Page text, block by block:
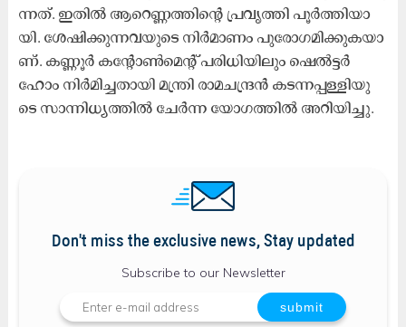
ന്ന​ത്. ഇ​തി​ൽ ആ​റെ​ണ്ണ​ത്തി​ന്റെ പ്ര​വൃ​ത്തി പൂ​ർ​ത്തി​യാ​
യി. ശേ​ഷി​ക്കു​ന്ന​വ​യു​ടെ നി​ർ​മാ​ണം പു​രോ​ഗ​മി​ക്കു​ക​യാ​
ണ്. ക​ണ്ണൂ​ർ ക​ന്റോ​ൺ​മെ​ന്റ് പ​രി​ധി​യി​ലും ഷെ​ൽ​ട്ട​ർ
ഹോം ​നി​ർ​മി​ച്ച​താ​യി മ​ന്ത്രി രാ​മ​ച​ന്ദ്ര​ൻ ക​ട​ന്ന​പ്പ​ള്ളി​യു​
ടെ സാ​ന്നി​ധ്യ​ത്തി​ൽ ചേ​ർ​ന്ന യോ​ഗ​ത്തി​ൽ അ​റി​യി​ച്ചു.
Don't miss the exclusive news, Stay updated
Subscribe to our Newsletter